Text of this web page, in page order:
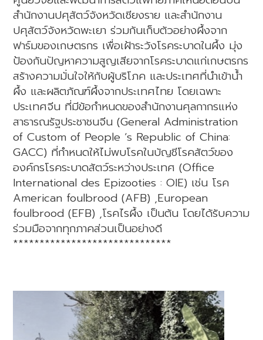
สำนักงานปศุสัตว์จังหวัดเชียงราย และสำนักงาน
ปศุสัตว์จังหวัดพะเยา ร่วมกันเก็บตัวอย่างผึ้งจาก
ฟาร์มของเกษตรกร เพื่อเฝ้าระวังโรคระบาดในผึ้ง มุ่ง
ป้องกันปัญหาความสูญเสียจากโรคระบาดแก่เกษตรกร
สร้างความมั่นใจให้กับผู้บริโภค และประเทศที่นำเข้าน้ำ
ผึ้ง และผลิตภัณฑ์ผึ้งจากประเทศไทย โดยเฉพาะ
ประเทศจีน ที่มีข้อกำหนดของสำนักงานศุลกากรแห่ง
สาธารณรัฐประชาชนจีน (General Administration
of Custom of People ‘s Republic of China:
GACC) ที่กำหนดให้ไม่พบโรคในบัญชีโรคสัตว์ของ
องค์กรโรคระบาดสัตว์ระหว่างประเทศ (Office
International des Epizooties : OIE) เช่น โรค
American foulbrood (AFB) ,European
foulbrood (EFB) ,โรคไรผึ้ง เป็นต้น โดยได้รับความ
ร่วมมือจากทุกภาคส่วนเป็นอย่างดี
******************************